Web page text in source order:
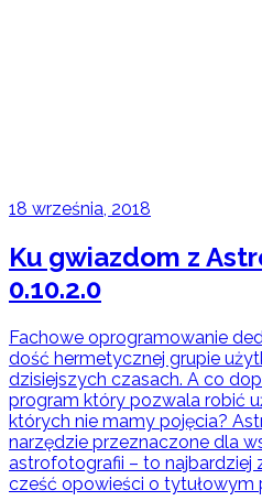
18 września, 2018
Ku gwiazdom z
0.10.2.0
Fachowe oprogramowanie
dość hermetycznej grupie
dzisiejszych czasach. A co
program który pozwala robić
których nie mamy pojęcia?
narzędzie przeznaczone dla
astrofotografii – to najbardziej
cześć opowieści o tytułowym